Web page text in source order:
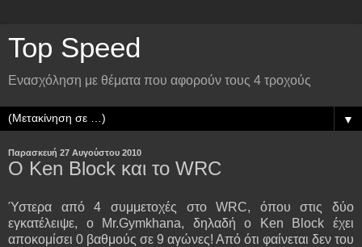
Top Speed
Ενασχόληση με θέματα που αφορούν τους 4 τροχούς
▼
Παρασκευή 27 Αυγούστου 2010
Ο Ken Block και το WRC
Ύστερα από 4 συμμετοχές στο WRC, όπου στις δύο
εγκατέλειψε, ο Mr.Gymkhana, δηλαδή ο Ken Block έχει
αποκομίσει 0 βαθμούς σε 9 αγώνες! Από ότι φαίνεται δεν του